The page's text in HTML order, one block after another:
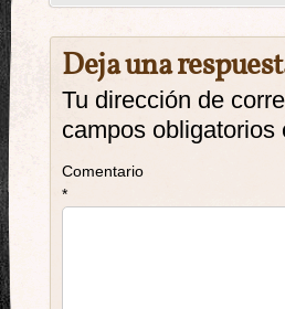
Deja una
Tu dirección de
campos
Comentario
*